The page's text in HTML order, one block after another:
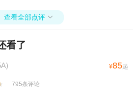
查看全部点评 
看了
¥85起
795条评论